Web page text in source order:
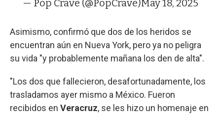
— Pop Crave (@PopCrave)May 18, 2025
Asimismo, confirmó que dos de los heridos se
encuentran aún en Nueva York, pero ya no peligra
su vida "y probablemente mañana los den de alta".
"Los dos que fallecieron, desafortunadamente, los
trasladamos ayer mismo a México. Fueron
recibidos en Veracruz, se les hizo un homenaje en